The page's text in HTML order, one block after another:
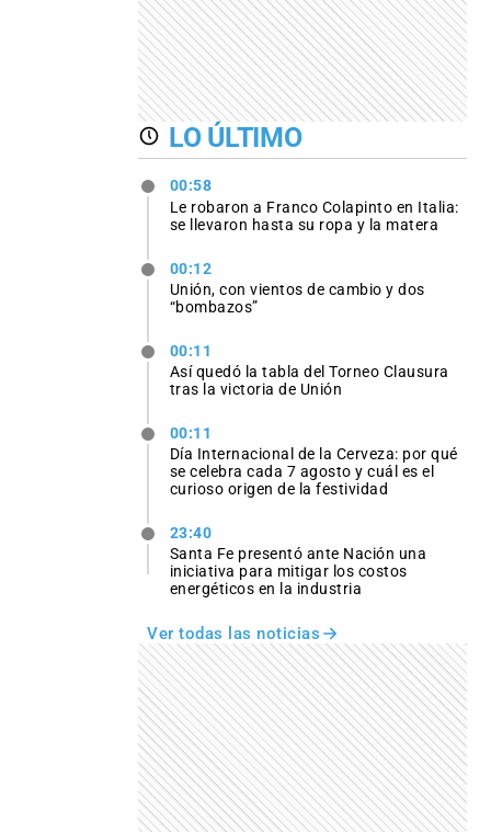
LO ÚLTIMO
00:58
Le robaron a Franco Colapinto en Italia:
se llevaron hasta su ropa y la matera
00:12
Unión, con vientos de cambio y dos
“bombazos”
00:11
Así quedó la tabla del Torneo Clausura
tras la victoria de Unión
00:11
Día Internacional de la Cerveza: por qué
se celebra cada 7 agosto y cuál es el
curioso origen de la festividad
23:40
Santa Fe presentó ante Nación una
iniciativa para mitigar los costos
energéticos en la industria
Ver todas las noticias